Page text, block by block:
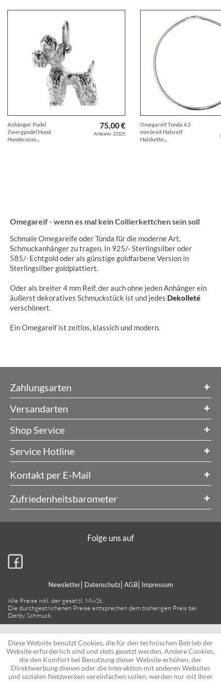
Anhänger Pudel
Zwergpudel Hund
Hunderasse...
75,00 €
Artikelnr. 23325
Omegareif Tonda 4,3
mm breit Halsreif
Halskette...
Omegareif - wenn es mal kein Collierkettchen sein soll
Schmale Omegareife oder Tonda für die moderne Art,
Schmuckanhänger zu tragen. In 925/- Sterlingsilber oder
585/- Echtgold oder als günstige goldfarbene Version in
Sterlingsilber goldplattiert.
Oder als breiter 4 mm Reif, der auch ohne jeden Anhänger ein
äußerst dekoratives Schmuckstück ist und jedes Dekolleté
verschönert.
Ein Omegareif ist zeitlos, klassich und modern.
Zahlungsarten
Versandarten
Shop Service
Service Hotline
Kontakt per E-Mail
Zufriedenheitsbarometer
Newsletter Datenschutz AGB Impressum
Alle Preise inkl. der gesetzl. MwSt.
Die durchgestrichenen Preise entsprechen dem bisherigen Preis bei
Derby Schmuck.
Folge uns auf
Diese Website benutzt Cookies, die für den technischen Betrieb der
Website erforderlich sind und stets gesetzt werden. Andere Cookies,
die den Komfort bei Benutzung dieser Website erhöhen, der
Direktwerbung dienen oder die Interaktion mit anderen Websites
und sozialen Netzwerken vereinfachen sollen, werden nur mit Ihrer